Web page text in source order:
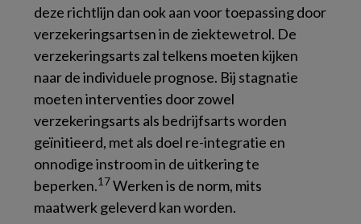
deze richtlijn dan ook aan voor toepassing door
verzekeringsartsen in de ziektewetrol. De
verzekeringsarts zal telkens moeten kijken
naar de individuele prognose. Bij stagnatie
moeten interventies door zowel
verzekeringsarts als bedrijfsarts worden
geïnitieerd, met als doel re-integratie en
onnodige instroom in de uitkering te
beperken.17Werken is de norm, mits
maatwerk geleverd kan worden.